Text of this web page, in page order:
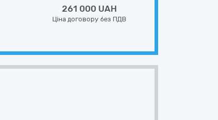
261 000 UAH
Ціна договору без ПДВ